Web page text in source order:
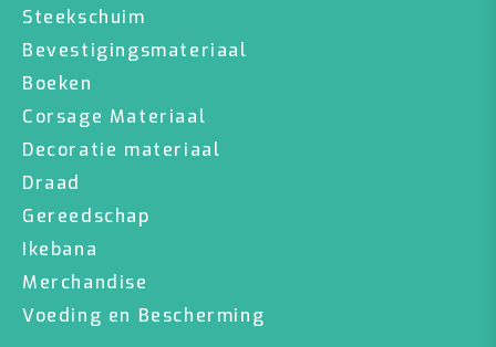
Steekschuim
Bevestigingsmateriaal
Boeken
Corsage Materiaal
Decoratie materiaal
Draad
Gereedschap
Ikebana
Merchandise
Voeding en Bescherming